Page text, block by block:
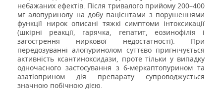
небажаних ефектів. Після тривалого прийому 200–400
мг алопуринолу на добу пацієнтами з порушеннями
функції нирок описані тяжкі симптоми інтоксикації
(шкірні реакції, гарячка, гепатит, еозинофілія і
загострення ниркової недостатності). При
передозуванні алопуринолом суттєво пригнічується
активність ксантиноксидази, проте тільки у випадку
одночасного застосування з 6-меркаптопурином та
азатіоприном дія препарату супроводжується
значною побічною дією.